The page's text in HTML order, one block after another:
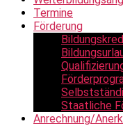
Termine
Förderung
Staatliche
Anrechnung/